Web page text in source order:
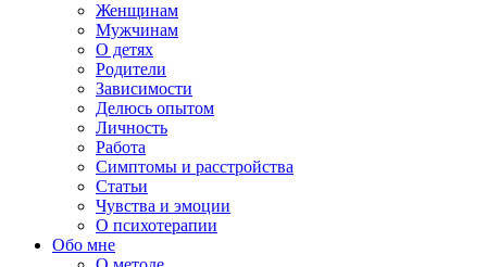
Женщинам
Мужчинам
О детях
Родители
Зависимости
Делюсь опытом
Личность
Работа
Симптомы и расстройства
Статьи
Чувства и эмоции
О психотерапии
Обо мне